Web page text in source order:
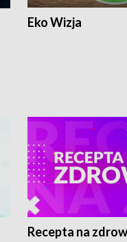
Eko Wizja
Recepta na